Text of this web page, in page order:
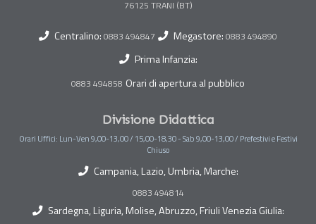
Centralino: 0883 494847 Megastore: 0883 494890
Prima Infanzia:
0883 494858 Orari di apertura al pubblico
Divisione Didattica
Orari Uffici: Lun-Ven 9,00-13,00 / 15,00-18,30 - Sab 9,00-13,00 / Prefestivi e Festivi
Chiuso
Campania, Lazio, Umbria, Marche:
0883 494814
Sardegna, Liguria, Molise, Abruzzo, Friuli Venezia Giulia: